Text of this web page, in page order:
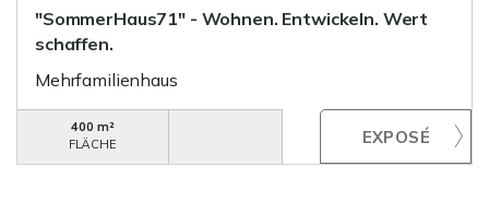
"SommerHaus71" - Wohnen. Entwickeln. Wert
schaffen.
Mehrfamilienhaus
400 m²
FLÄCHE